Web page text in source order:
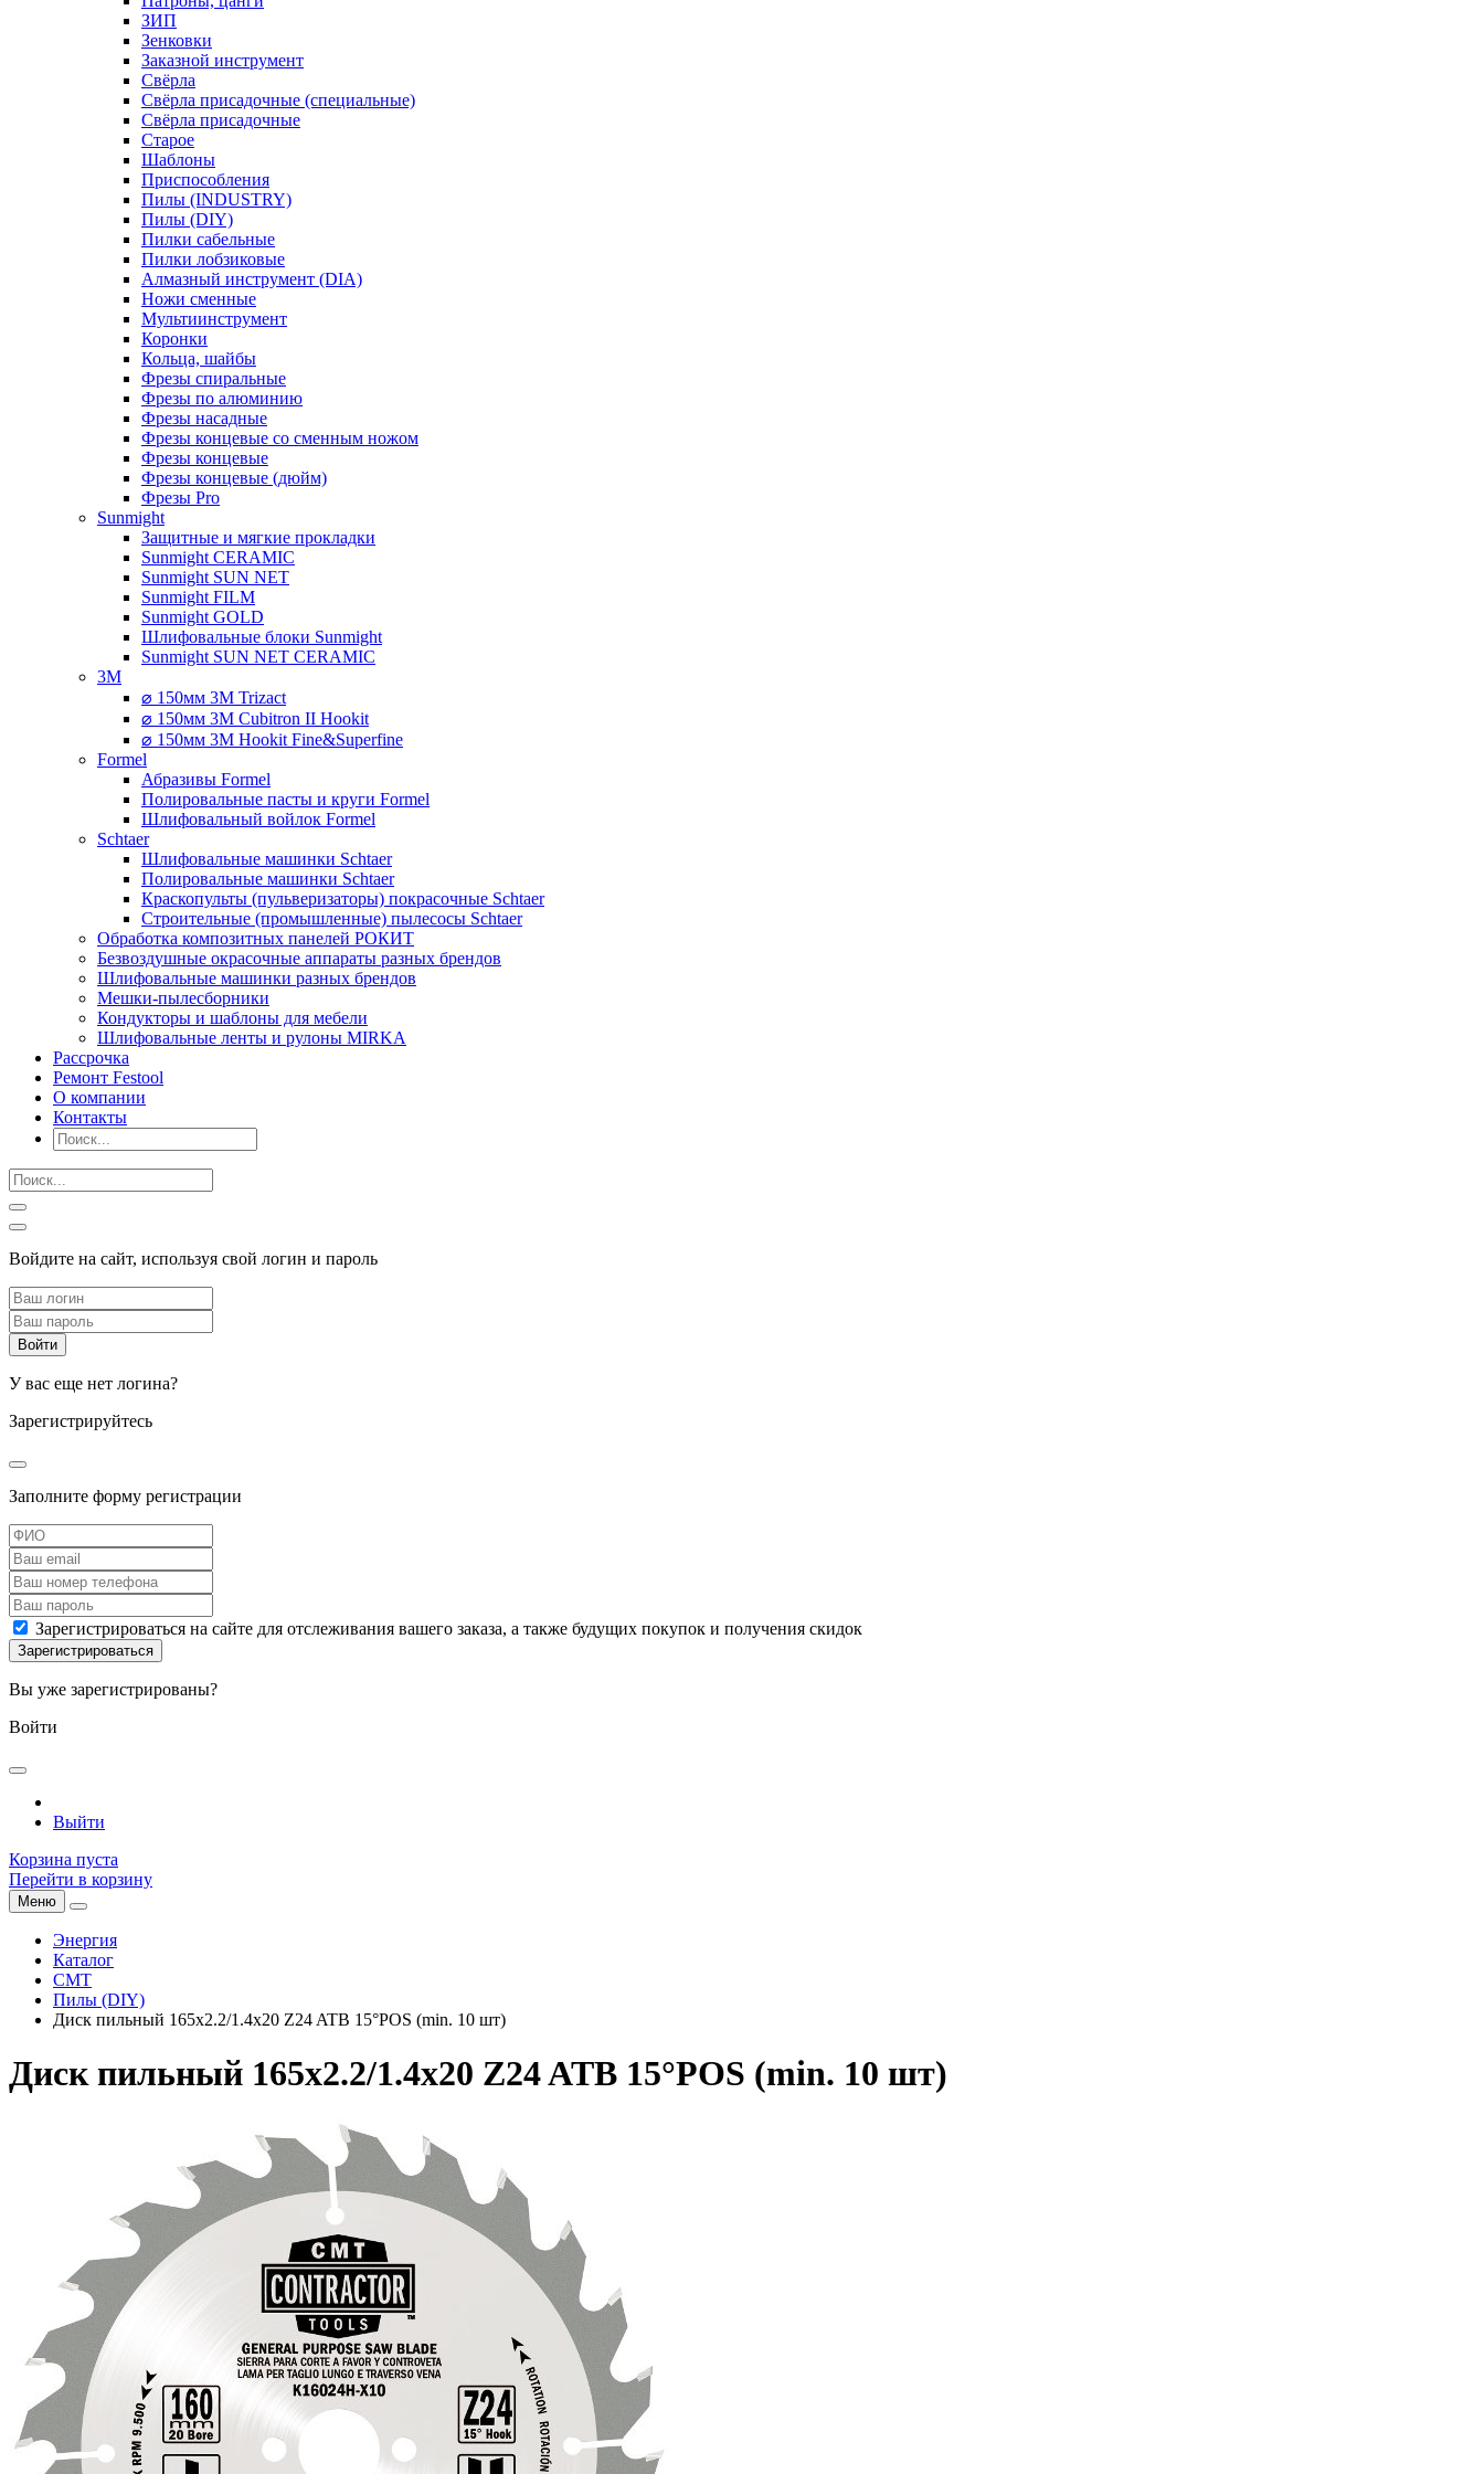
ЗИП
Зенковки
Заказной инструмент
Свёрла
Свёрла присадочные (специальные)
Свёрла присадочные
Старое
Шаблоны
Приспособления
Пилы (INDUSTRY)
Пилы (DIY)
Пилки сабельные
Пилки лобзиковые
Алмазный инструмент (DIA)
Ножи сменные
Мультиинструмент
Коронки
Кольца, шайбы
Фрезы спиральные
Фрезы по алюминию
Фрезы насадные
Фрезы концевые со сменным ножом
Фрезы концевые
Фрезы концевые (дюйм)
Фрезы Pro
Sunmight
Защитные и мягкие прокладки
Sunmight CERAMIC
Sunmight SUN NET
Sunmight FILM
Sunmight GOLD
Шлифовальные блоки Sunmight
Sunmight SUN NET CERAMIC
3M
⌀ 150мм 3M Trizact
⌀ 150мм 3M Cubitron II Hookit
⌀ 150мм 3M Hookit Fine&Superfine
Formel
Абразивы Formel
Полировальные пасты и круги Formel
Шлифовальный войлок Formel
Schtaer
Шлифовальные машинки Schtaer
Полировальные машинки Schtaer
Краскопульты (пульверизаторы) покрасочные Schtaer
Строительные (промышленные) пылесосы Schtaer
Обработка композитных панелей РОКИТ
Безвоздушные окрасочные аппараты разных брендов
Шлифовальные машинки разных брендов
Мешки-пылесборники
Кондукторы и шаблоны для мебели
Шлифовальные ленты и рулоны MIRKA
Рассрочка
Ремонт Festool
О компании
Контакты
Войдите на сайт, используя свой логин и пароль
У вас еще нет логина?
Зарегистрируйтесь
Заполните форму регистрации
Зарегистрироваться на сайте для отслеживания вашего заказа, а также будущих покупок и получения скидок
Вы уже зарегистрированы?
Войти
Выйти
Корзина пуста
Перейти в корзину
Меню
Энергия
Каталог
CMT
Пилы (DIY)
Диск пильный 165x2.2/1.4x20 Z24 ATB 15°POS (min. 10 шт)
Диск пильный 165x2.2/1.4x20 Z24 ATB 15°POS (min. 10 шт)